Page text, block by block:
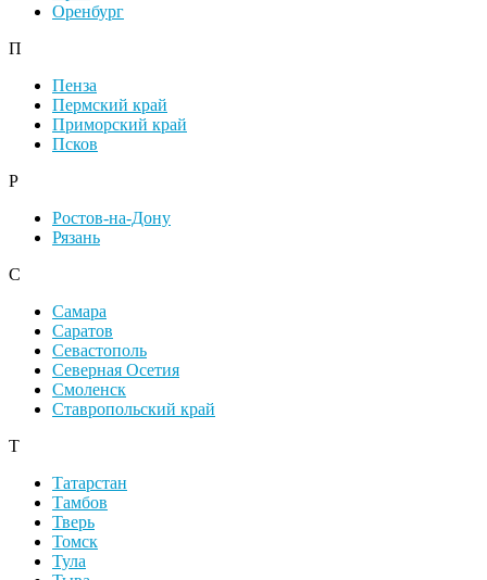
Оренбург
П
Пенза
Пермский край
Приморский край
Псков
Р
Ростов-на-Дону
Рязань
С
Самара
Саратов
Севастополь
Северная Осетия
Смоленск
Ставропольский край
Т
Татарстан
Тамбов
Тверь
Томск
Тула